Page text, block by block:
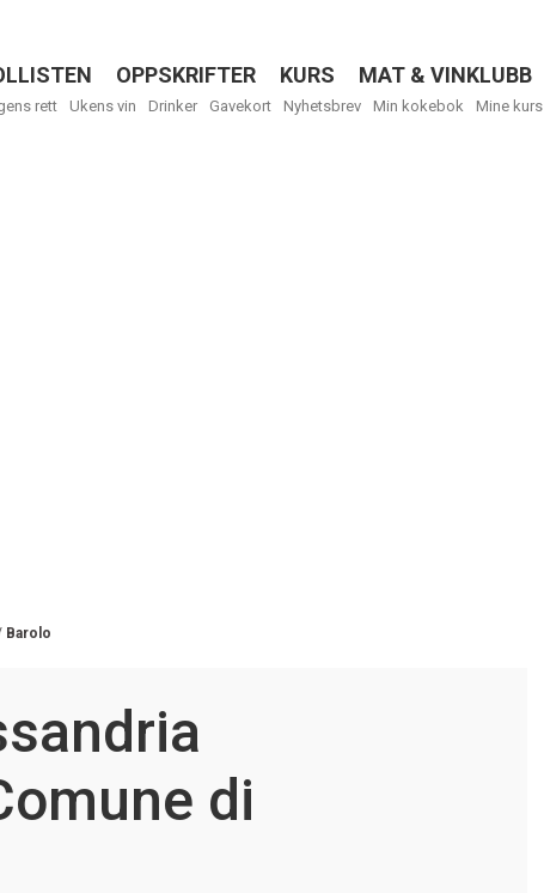
OPPSKRIFTER KURS MAT & VINKLUBB
rett Ukens vin Drinker Gavekort Nyhetsbrev Min kokebok Mine kurs
Barolo
di